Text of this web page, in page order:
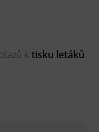
k tisku letáků.